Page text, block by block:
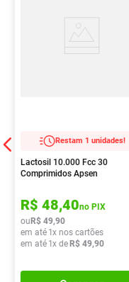
Restam 1 unidades!
Lactosil 10.000 Fcc 30
Comprimidos Apsen
R$ 48,40no PIX
ou R$ 49,90
em até 1x nos cartões
em até 1x de R$ 49,90